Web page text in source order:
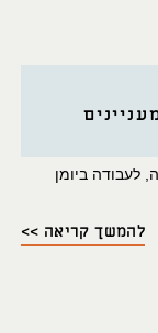
לעבודה ביומן
להמשך קריאה >>